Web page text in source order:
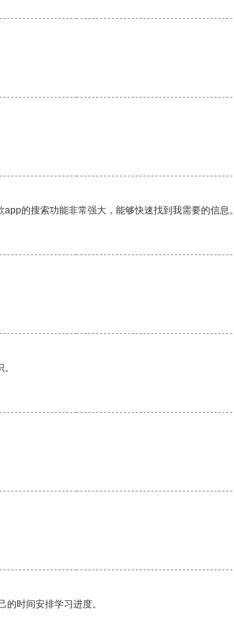
的搜索功能非常强大，能够快速找到我需要的信息。
时间安排学习进度。